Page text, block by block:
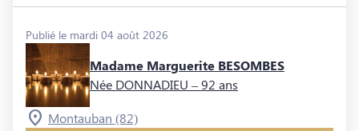
Publié le mardi 04 août 2026
Madame Marguerite BESOMBES
Née DONNADIEU – 92 ans
Montauban (82)